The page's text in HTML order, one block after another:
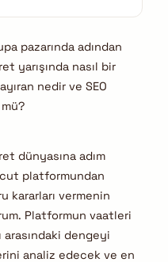
pazarında adından
yarışında nasıl bir
nedir ve SEO
dünyasına adım
platformundan
kararları vermenin
Platformun vaatleri
dengeyi
analiz edecek ve en